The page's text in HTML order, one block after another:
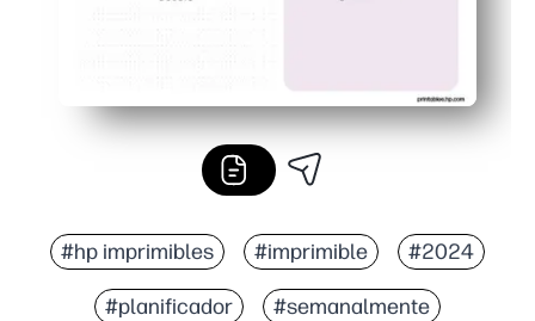
#hp imprimibles #imprimible #2024
#planificador #semanalmente